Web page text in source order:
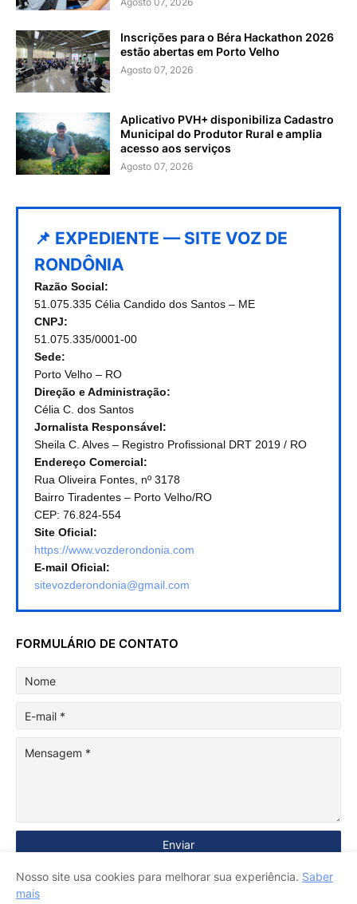
Inscrições para o Béra Hackathon 2026
estão abertas em Porto Velho
Agosto 07, 2026
Aplicativo PVH+ disponibiliza Cadastro
Municipal do Produtor Rural e amplia
acesso aos serviços
Agosto 07, 2026
📌 EXPEDIENTE — SITE VOZ DE
RONDÔNIA
Razão Social:
51.075.335 Célia Candido dos Santos – ME
CNPJ:
51.075.335/0001-00
Sede:
Porto Velho – RO
Direção e Administração:
Célia C. dos Santos
Jornalista Responsável:
Sheila C. Alves – Registro Profissional DRT 2019 / RO
Endereço Comercial:
Rua Oliveira Fontes, nº 3178
Bairro Tiradentes – Porto Velho/RO
CEP: 76.824-554
Site Oficial:
https://www.vozderondonia.com
E-mail Oficial:
sitevozderondonia@gmail.com
FORMULÁRIO DE CONTATO
Nosso site usa cookies para melhorar sua experiência. Saber
mais